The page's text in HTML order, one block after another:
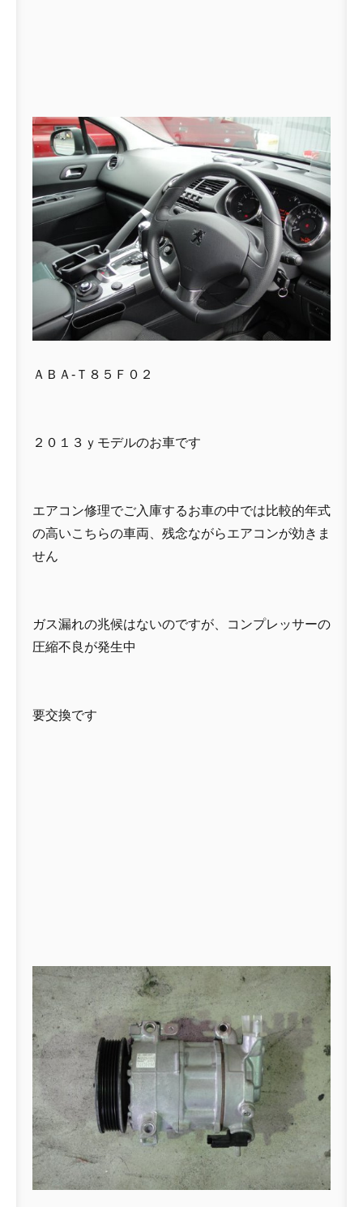
ＡＢＡ-Ｔ８５Ｆ０２
２０１３ｙモデルのお車です
エアコン修理でご入庫するお車の中では比較的年式
の高いこちらの車両、残念ながらエアコンが効きま
せん
ガス漏れの兆候はないのですが、コンプレッサーの
圧縮不良が発生中
要交換です